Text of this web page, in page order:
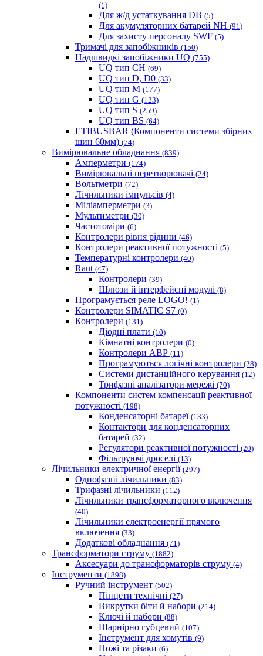
(1)
Для ж/д устаткування DB (5)
Для акумуляторних батарей NH (91)
Для захисту персоналу SWF (5)
Тримачі для запобіжників (150)
Надшвидкі запобіжники UQ (755)
UQ тип CH (69)
UQ тип D, D0 (33)
UQ тип M (177)
UQ тип G (123)
UQ тип S (259)
UQ тип BS (64)
ETIBUSBAR (Компоненти системи збірних
шин 60мм) (74)
Вимірювальне обладнання (839)
Амперметри (174)
Вимірювальні перетворювачі (24)
Вольтметри (72)
Лічильники імпульсів (4)
Міліамперметри (3)
Мультиметри (30)
Частотоміри (6)
Контролери рівня рідини (46)
Контролери реактивної потужності (5)
Температурні контролери (40)
Raut (47)
Контролери (39)
Шлюзи й інтерфейсні модулі (8)
Програмується реле LOGO! (1)
Контролери SIMATIC S7 (0)
Контролери (131)
Діодні плати (10)
Кімнатні контролери (0)
Контролери АВР (11)
Програмуються логічні контролери (28)
Системи дистанційного керування (12)
Трифазні аналізатори мережі (70)
Компоненти систем компенсації реактивної
потужності (198)
Конденсаторні батареї (133)
Контактори для конденсаторних
батарей (32)
Регулятори реактивної потужності (20)
Фільтруючі дроселі (13)
Лічильники електричної енергії (297)
Однофазні лічильники (83)
Трифазні лічильники (112)
Лічильники трансформаторного включення
(40)
Лічильники електроенергії прямого
включення (33)
Додаткові обладнання (71)
Трансформатори струму (1882)
Аксесуари до трансформаторів струму (4)
Інструменти (1898)
Ручний інструмент (502)
Пінцети технічні (27)
Викрутки біти й набори (214)
Ключі й набори (88)
Шарнірно губцевий (107)
Iнструмент для хомутів (9)
Ножі та різаки (6)